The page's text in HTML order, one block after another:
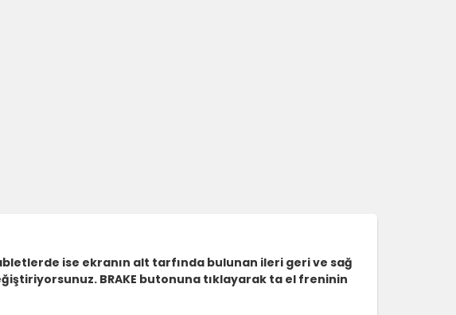
ise ekranın alt tarfında bulunan ileri geri ve sağ
BRAKE butonuna tıklayarak ta el freninin